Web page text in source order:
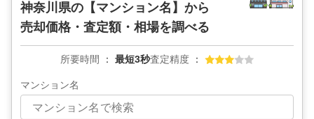
神奈川県の 【マンション名】から
売却価格・査定額・相場を調べる
所要時間 最短3秒査定精度
マンション名